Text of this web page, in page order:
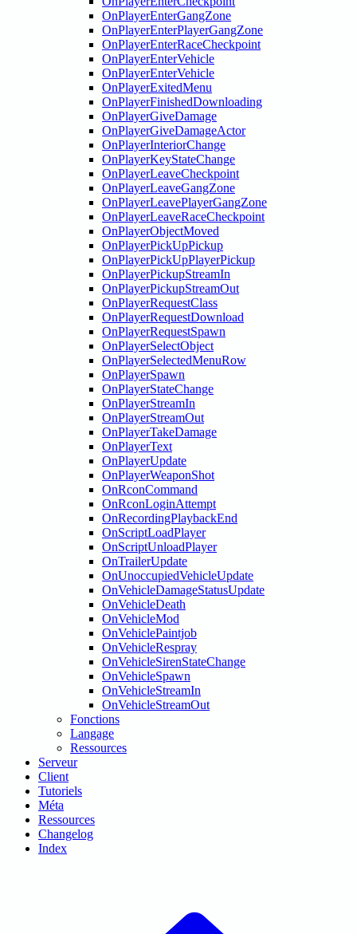
OnPlayerEnterGangZone
OnPlayerEnterPlayerGangZone
OnPlayerEnterRaceCheckpoint
OnPlayerEnterVehicle
OnPlayerEnterVehicle
OnPlayerExitedMenu
OnPlayerFinishedDownloading
OnPlayerGiveDamage
OnPlayerGiveDamageActor
OnPlayerInteriorChange
OnPlayerKeyStateChange
OnPlayerLeaveCheckpoint
OnPlayerLeaveGangZone
OnPlayerLeavePlayerGangZone
OnPlayerLeaveRaceCheckpoint
OnPlayerObjectMoved
OnPlayerPickUpPickup
OnPlayerPickUpPlayerPickup
OnPlayerPickupStreamIn
OnPlayerPickupStreamOut
OnPlayerRequestClass
OnPlayerRequestDownload
OnPlayerRequestSpawn
OnPlayerSelectObject
OnPlayerSelectedMenuRow
OnPlayerSpawn
OnPlayerStateChange
OnPlayerStreamIn
OnPlayerStreamOut
OnPlayerTakeDamage
OnPlayerText
OnPlayerUpdate
OnPlayerWeaponShot
OnRconCommand
OnRconLoginAttempt
OnRecordingPlaybackEnd
OnScriptLoadPlayer
OnScriptUnloadPlayer
OnTrailerUpdate
OnUnoccupiedVehicleUpdate
OnVehicleDamageStatusUpdate
OnVehicleDeath
OnVehicleMod
OnVehiclePaintjob
OnVehicleRespray
OnVehicleSirenStateChange
OnVehicleSpawn
OnVehicleStreamIn
OnVehicleStreamOut
Fonctions
Langage
Ressources
Serveur
Client
Tutoriels
Méta
Ressources
Changelog
Index